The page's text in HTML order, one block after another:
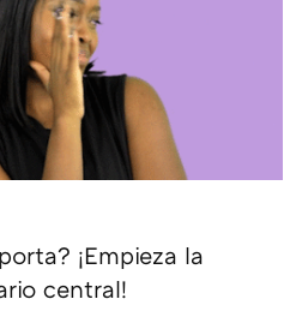
¡Empieza la
central!